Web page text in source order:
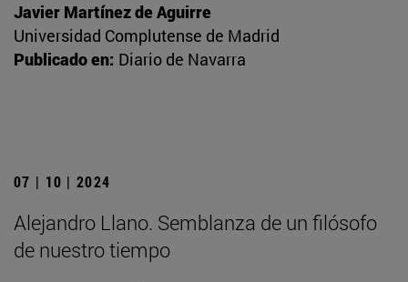
Javier Martínez de Aguirre
Universidad Complutense de Madrid
Publicado en: Diario de Navarra
07 | 10 | 2024
Alejandro Llano. Semblanza de un filósofo
de nuestro tiempo